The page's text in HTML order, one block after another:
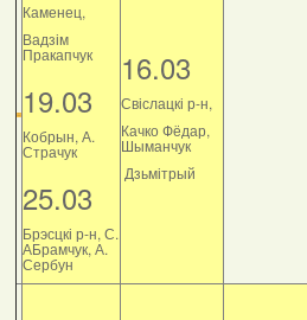
Каменец,
Вадзім
Пракапчук
19.03
Кобрын, А.
Страчук
25.03
Брэсцкі р-н, С.
АБрамчук, А.
Сербун
16.03
Свіслацкі р-н,
Качко Фёдар,
Шыманчук
Дзьмітрый